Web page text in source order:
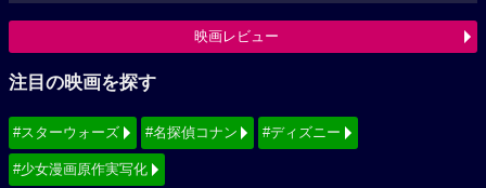
映画レビュー
注目の映画を探す
#スターウォーズ #名探偵コナン #ディズニー
#少女漫画原作実写化